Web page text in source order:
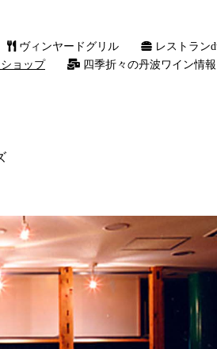
ヴィンヤードグリル レストラン
ョップ 四季折々の丹波ワイン情報